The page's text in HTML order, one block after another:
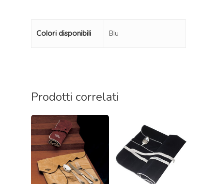
Colori disponibili Blu
Prodotti correlati